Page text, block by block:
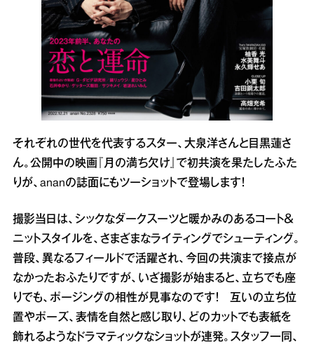
それぞれの世代を代表するスター、大泉洋さんと目黒蓮さ
ん。公開中の映画『月の満ち欠け』で初共演を果たしたふた
りが、ananの誌面にもツーショットで登場します！
撮影当日は、シックなダークスーツと暖かみのあるコート＆
ニットスタイルを、さまざまなライティングでシューティング。
普段、異なるフィールドで活躍され、今回の共演まで接点が
なかったおふたりですが、いざ撮影が始まると、立ちでも座
りでも、ポージングの相性が見事なのです！ 互いの立ち位
置やポーズ、表情を自然と感じ取り、どのカットでも表紙を
飾れるようなドラマティックなショットが連発。スタッフ一同、